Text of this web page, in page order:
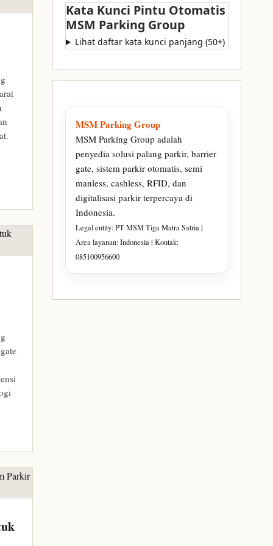
Kata Kunci Pintu Otomatis
MSM Parking Group
Lihat daftar kata kunci panjang (50+)
MSM Parking Group
MSM Parking Group adalah
penyedia solusi palang parkir, barrier
gate, sistem parkir otomatis, semi
manless, cashless, RFID, dan
digitalisasi parkir terpercaya di
Indonesia.
Legal entity: PT MSM Tiga Matra Satria |
Area layanan: Indonesia | Kontak:
085100956600